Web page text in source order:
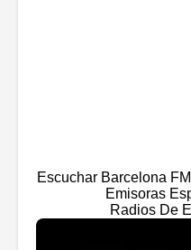
Escuchar Barcelona
Emisoras
Radios De